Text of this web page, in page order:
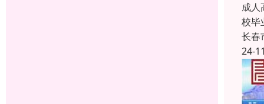
成人
校毕
长春
24-